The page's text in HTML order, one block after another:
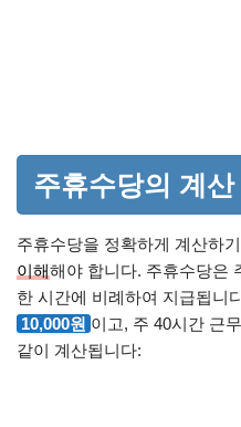
주휴수당의 계산
주휴수당을 정확하게 계산하
이해해야 합니다. 주휴수당은
한 시간에 비례하여 지급됩니
10,000원 이고, 주 40시간 근
같이 계산됩니다: